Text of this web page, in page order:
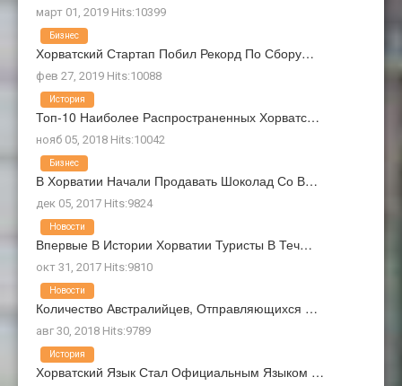
март 01, 2019 Hits:10399
Хорватский Стартап Побил Рекорд По Сбору…
фев 27, 2019 Hits:10088
Бизнес
Топ-10 Наиболее Распространенных Хорватс…
нояб 05, 2018 Hits:10042
История
В Хорватии Начали Продавать Шоколад Со В…
дек 05, 2017 Hits:9824
Бизнес
Впервые В Истории Хорватии Туристы В Теч…
окт 31, 2017 Hits:9810
Новости
Количество Австралийцев, Отправляющихся …
авг 30, 2018 Hits:9789
Новости
Хорватский Язык Стал Официальным Языком …
История